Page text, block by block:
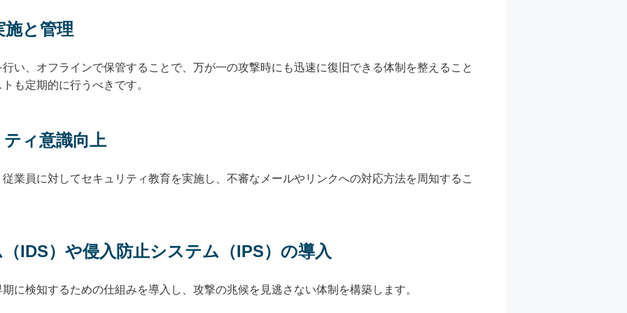
と管理
い、オフラインで保管することで、万が一の攻撃時にも迅速に復旧できる体制を整えること
も定期的に行うべきです。
ィ意識向上
業員に対してセキュリティ教育を実施し、不審なメールやリンクへの対応方法を周知するこ
IDS）や侵入防止システム（IPS）の導入
に検知するための仕組みを導入し、攻撃の兆候を見逃さない体制を構築します。